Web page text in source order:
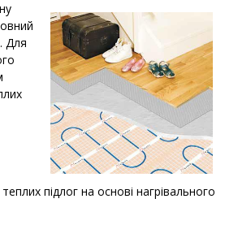
Для
підлог на основі нагрівального